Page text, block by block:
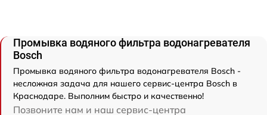
Промывка водяного фильтра водонагревателя
Bosch
Промывка водяного фильтра водонагревателя Bosch -
несложная задача для нашего сервис-центра Bosch в
Краснодаре. Выполним быстро и качественно!
Позвоните нам и наш сервис-центра